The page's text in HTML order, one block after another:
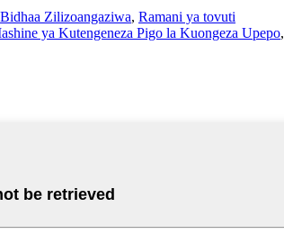
Bidhaa Zilizoangaziwa, Ramani ya tovuti
ya Kutengeneza Pigo la Kuongeza Upepo,